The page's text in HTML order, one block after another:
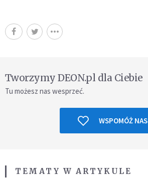
Tworzymy DEON.pl dla Ciebie
Tu możesz nas wesprzeć.
WSPOMÓŻ NAS
TEMATY W ARTYKULE